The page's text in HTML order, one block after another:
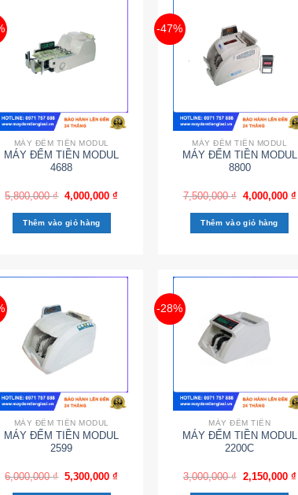
MÁY ĐẾM TIỀN MODUL
MÁY ĐẾM TIỀN MODUL
4688
5,800,000₫ 4,000,000₫
Thêm vào giỏ hàng
-47%
MÁY ĐẾM TIỀN MODUL
MÁY ĐẾM TIỀN MODUL
8800
7,500,000₫ 4,000,000 ₫
Thêm vào giỏ hàng
MÁY ĐẾM TIỀN MODUL
MÁY ĐẾM TIỀN MODUL
2599
6,000,000₫ 5,300,000₫
-28%
MÁY ĐẾM TIỀN
MÁY ĐẾM TIỀN MODUL
2200C
3,000,000₫ 2,150,000 ₫